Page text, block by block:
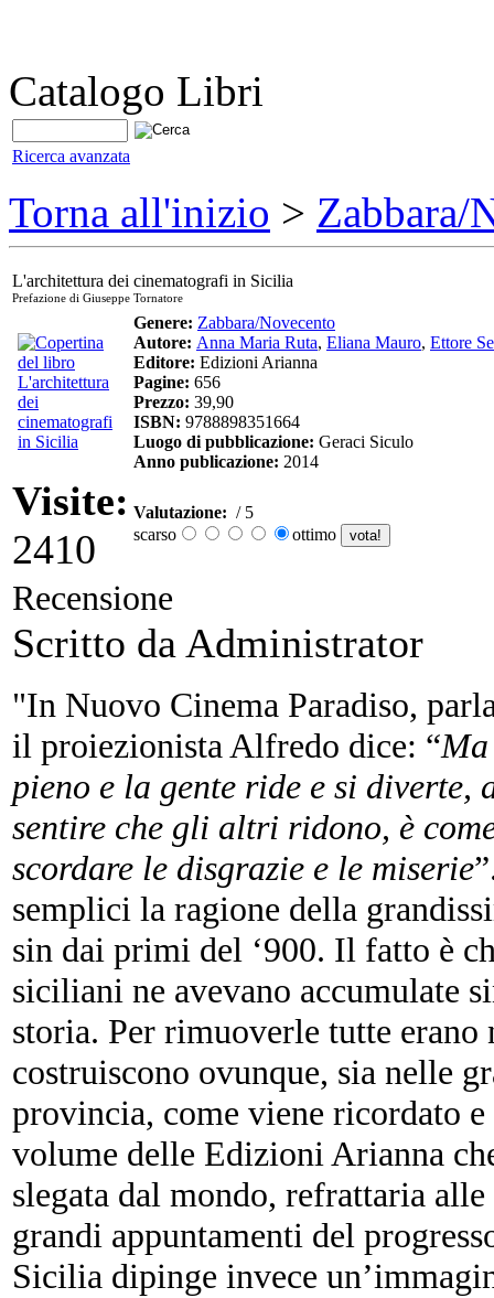
Catalogo Libri
Ricerca avanzata
Torna all'inizio > Zabbara/
L'architettura dei cinematografi in Sicilia
Prefazione di Giuseppe Tornatore
Genere: Zabbara/Novecento
Autore: Anna Maria Ruta, Eliana Mauro, Ettore
Editore: Edizioni Arianna
Pagine: 656
Prezzo: 39,90
ISBN: 9788898351664
Luogo di pubblicazione: Geraci Siculo
Anno publicazione: 2014
Visite:
2410
Valutazione: / 5
scarso
ottimo
Recensione
Scritto da Administrator
"In Nuovo Cinema Paradiso,
il proiezionista Alfredo dice: “Ma
pieno e la gente ride e si
sentire che gli altri ridono, è
scordare le disgrazie e le miserie
semplici la ragione della
sin dai primi del ‘900. Il fatto è
siciliani ne avevano accumulate
storia. Per rimuoverle tutte erano
costruiscono ovunque, sia nelle
provincia, come viene ricordato
volume delle Edizioni Arianna
slegata dal mondo, refrattaria
grandi appuntamenti del
Sicilia dipinge invece